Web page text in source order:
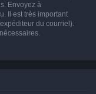
Envoyez à
Il est très important
du courriel).